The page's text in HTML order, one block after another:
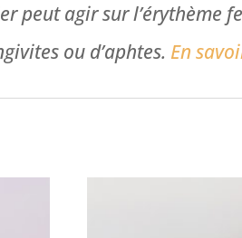
peut agir sur l’érythème
ou d’aphtes. En